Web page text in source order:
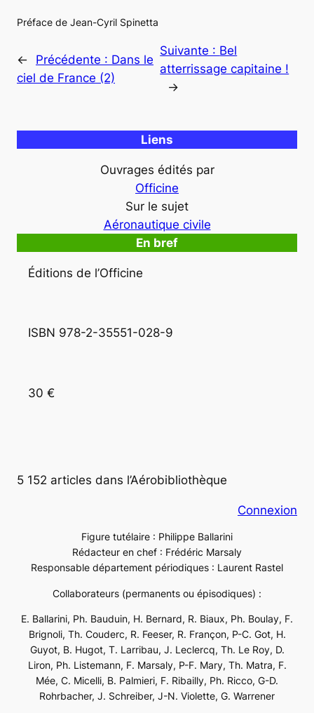
Préface de Jean-Cyril Spinetta
← Précédente : Dans le
ciel de France (2)
Suivante : Bel
atterrissage capitaine !
→
Liens
Ouvrages édités par
Officine
Sur le sujet
Aéronautique civile
En bref
Éditions de l’Officine
ISBN 978-2-35551-028-9
30 €
5 152 articles dans l’Aérobibliothèque
Connexion
Figure tutélaire : Philippe Ballarini
Rédacteur en chef : Frédéric Marsaly
Responsable département périodiques : Laurent Rastel
Collaborateurs (permanents ou épisodiques) :
E. Ballarini, Ph. Bauduin, H. Bernard, R. Biaux, Ph. Boulay, F.
Brignoli, Th. Couderc, R. Feeser, R. Françon, P-C. Got, H.
Guyot, B. Hugot, T. Larribau, J. Leclercq, Th. Le Roy, D.
Liron, Ph. Listemann, F. Marsaly, P-F. Mary, Th. Matra, F.
Mée, C. Micelli, B. Palmieri, F. Ribailly, Ph. Ricco, G-D.
Rohrbacher, J. Schreiber, J-N. Violette, G. Warrener